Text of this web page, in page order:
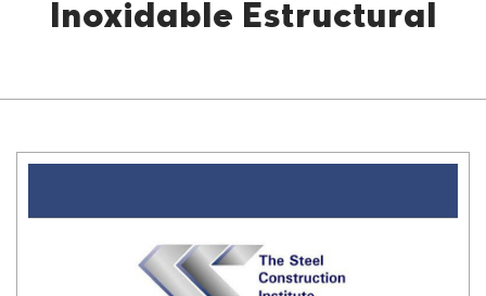
Inoxidable Estructural